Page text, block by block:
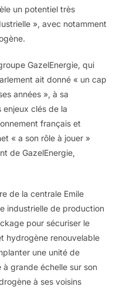
un potentiel très
», avec notamment
GazelEnergie, qui
ait donné « un cap
années », à sa
enjeux clés de la
français et
« a son rôle à jouer »
de GazelEnergie,
de la centrale Emile
industrielle de production
pour sécuriser le
hydrogène renouvelable
une unité de
grande échelle sur son
à ses voisins